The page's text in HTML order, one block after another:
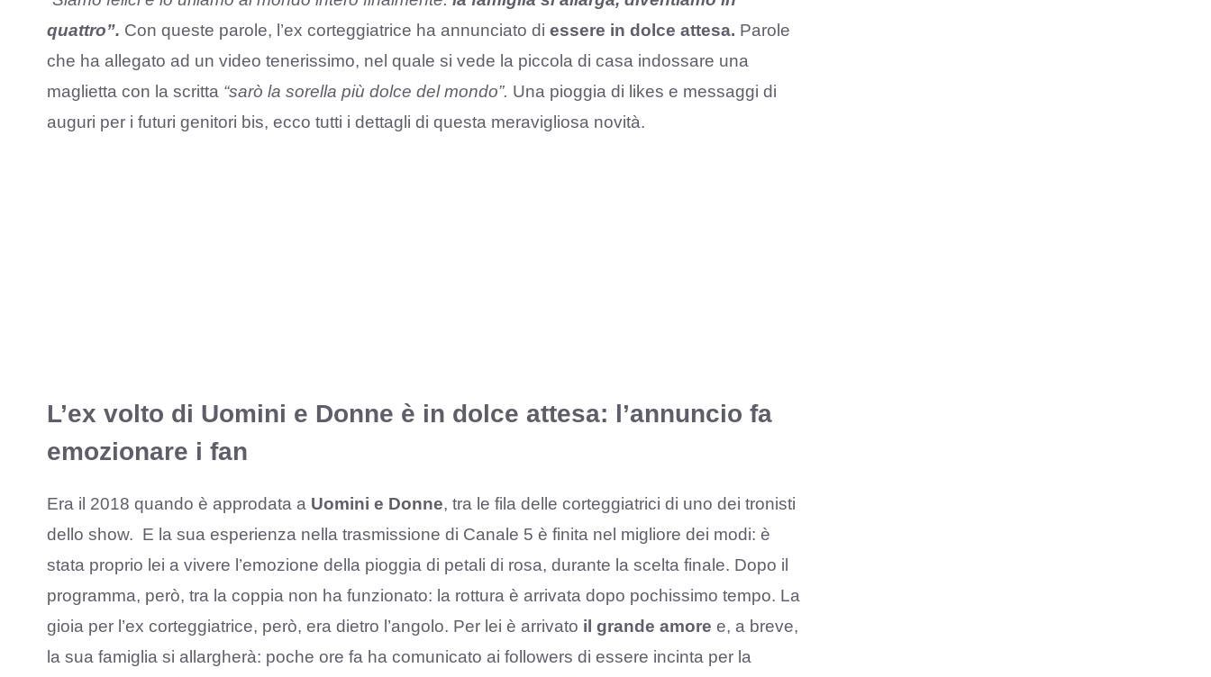
quattro”. Con queste parole, l’ex corteggiatrice ha annunciato di essere in dolce attesa. Parole
che ha allegato ad un video tenerissimo, nel quale si vede la piccola di casa indossare una
maglietta con la scritta “sarò la sorella più dolce del mondo”. Una pioggia di likes e messaggi di
auguri per i futuri genitori bis, ecco tutti i dettagli di questa meravigliosa novità.
L’ex volto di Uomini e Donne è in dolce attesa: l’annuncio fa
emozionare i fan
Era il 2018 quando è approdata a Uomini e Donne, tra le fila delle corteggiatrici di uno dei tronisti
dello show. E la sua esperienza nella trasmissione di Canale 5 è finita nel migliore dei modi: è
stata proprio lei a vivere l’emozione della pioggia di petali di rosa, durante la scelta finale. Dopo il
programma, però, tra la coppia non ha funzionato: la rottura è arrivata dopo pochissimo tempo. La
gioia per l’ex corteggiatrice, però, era dietro l’angolo. Per lei è arrivato il grande amore e, a breve,
la sua famiglia si allargherà: poche ore fa ha comunicato ai followers di essere incinta per la